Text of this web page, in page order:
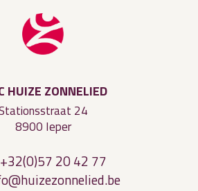
HUIZE ZONNELIED
24
8900 Ieper
+32(0)57 20 42 77
izezonnelied.be